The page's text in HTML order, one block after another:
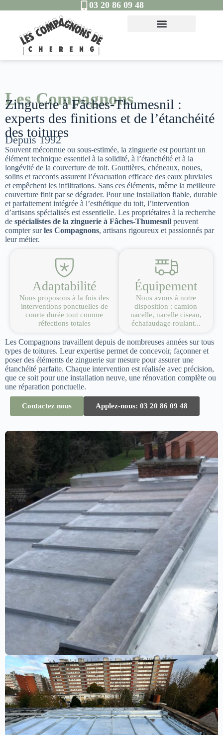
03 20 86 09 48
Les Compagnons
Zinguerie à Fâches-Thumesnil :
experts des finitions et de l’étanchéité
des toitures
Depuis 1992
Souvent méconnue ou sous-estimée, la zinguerie est pourtant un
élément technique essentiel à la solidité, à l’étanchéité et à la
longévité de la couverture de toit. Gouttières, chéneaux, noues,
solins et raccords assurent l’évacuation efficace des eaux pluviales
et empêchent les infiltrations. Sans ces éléments, même la meilleure
couverture finit par se dégrader. Pour une installation fiable, durable
et parfaitement intégrée à l’esthétique du toit, l’intervention
d’artisans spécialisés est essentielle. Les propriétaires à la recherche
de spécialistes de la zinguerie à Fâches-Thumesnil peuvent
compter surles Compagnons, artisans rigoureux et passionnés par
leur métier.
Adaptabilité
Nous proposons à la fois des
interventions ponctuelles de
courte durée tout comme
réfections totales
Équipement
Nous avons à notre
disposition : camion
nacelle, nacelle ciseau,
échafaudage roulant...
Les Compagnons travaillent depuis de nombreuses années sur tous
types de toitures. Leur expertise permet de concevoir, façonner et
poser des éléments de zinguerie sur mesure pour assurer une
étanchéité parfaite. Chaque intervention est réalisée avec précision,
que ce soit pour une installation neuve, une rénovation complète ou
une réparation ponctuelle.
Contactez nous Applez-nous: 03 20 86 09 48